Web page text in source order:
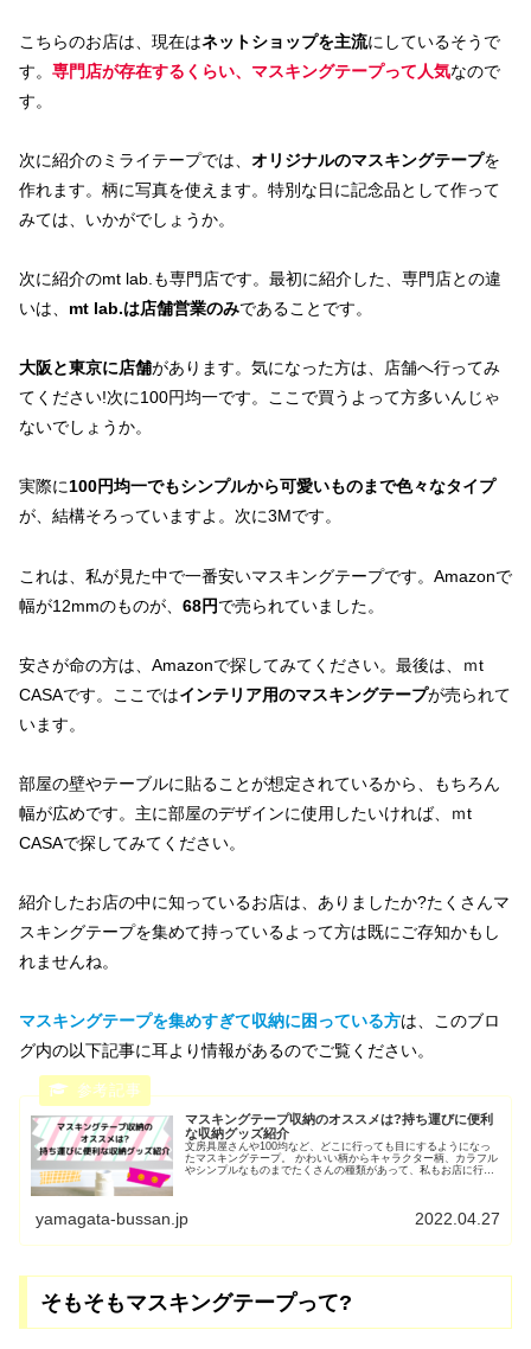
こちらのお店は、現在はネットショップを主流にしているそうで
す。 専門店が存在するくらい、マスキングテープって人気なので
す。
次に紹介のミライテープでは、 オリジナルのマスキングテープを
作れます。柄に写真を使えます。特別な日に記念品として作って
みては、いかがでしょうか。
次に紹介のmt lab.も専門店です。最初に紹介した、専門店との違
いは、 mt lab.は店舗営業のみであることです。
大阪と東京に店舗があります。気になった方は、店舗へ行ってみ
てください!次に100円均一です。ここで買うよって方多いんじゃ
ないでしょうか。
実際に100円均一でもシンプルから可愛いものまで色々なタイプ
が、結構そろっていますよ。次に3Mです。
これは、私が見た中で一番安いマスキングテープです。Amazonで
幅が12mmのものが、 68円で売られていました。
安さが命の方は、Amazonで探してみてください。最後は、ｍt
CASAです。ここではインテリア用のマスキングテープが売られて
います。
部屋の壁やテーブルに貼ることが想定されているから、もちろん
幅が広めです。主に部屋のデザインに使用したいければ、ｍt
CASAで探してみてください。
紹介したお店の中に知っているお店は、ありましたか?たくさんマ
スキングテープを集めて持っているよって方は既にご存知かもし
れませんね。
マスキングテープを集めすぎて収納に困っている方は、このブロ
グ内の以下記事に耳より情報があるのでご覧ください。
マスキングテープ収納のオススメは?持ち運びに便利
な収納グッズ紹介
文房具屋さんや100均など、どこに行っても目にするようになっ
たマスキングテープ。 かわいい柄からキャラクター柄、カラフル
やシンプルなものまでたくさんの種類があって、私もお店に行く
yamagata-bussan.jp 2022.04.27
そもそもマスキングテープって?